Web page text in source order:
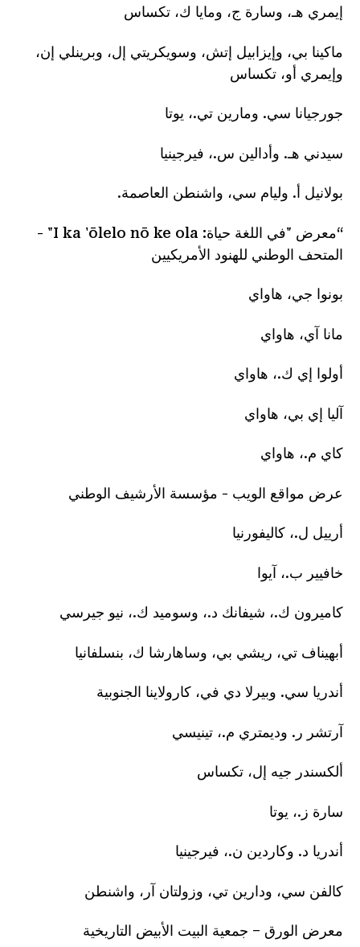
إيمري هـ، وسارة ج، ومايا ك، تكساس
ماكينا بي، وإيزابيل إتش، وسويكريتي إل، وبرينلي إن،
وإيمري أو، تكساس
جورجيانا سي. ومارين تي.، يوتا
سيدني هـ. وأدالين س.، فيرجينيا
بولانيل أ. وليام سي، واشنطن العاصمة.
“معرض "في اللغة حياة: I ka 'ōlelo nō ke ola" -
المتحف الوطني للهنود الأمريكيين
بونوا جي، هاواي
مانا آي، هاواي
أولوا إي ك.، هاواي
آليا إي بي، هاواي
كاي م.، هاواي
عرض مواقع الويب - مؤسسة الأرشيف الوطني
أرييل ل.، كاليفورنيا
خافيير ب.، آيوا
كاميرون ك.، شيفانك د.، وسوميد ك.، نيو جيرسي
أبهيناف تي، ريشي بي، وساهارشا ك، بنسلفانيا
أندريا سي. وبيرلا دي في، كارولاينا الجنوبية
آرتشر ر. وديمتري م.، تينيسي
ألكسندر جيه إل، تكساس
سارة ز.، يوتا
أندريا د. وكاردين ن.، فيرجينيا
كالفن سي، ودارين تي، وزولتان آر، واشنطن
معرض الورق – جمعية البيت الأبيض التاريخية